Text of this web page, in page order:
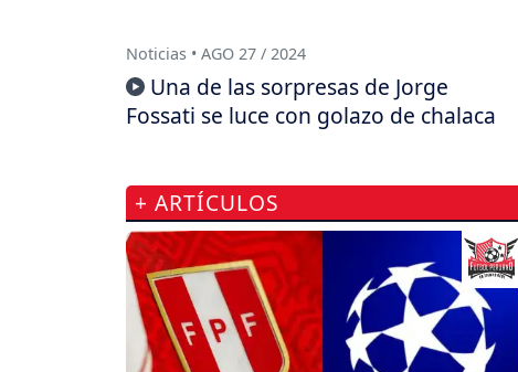
Noticias • AGO 27 / 2024
Una de las sorpresas de Jorge
Fossati se luce con golazo de chalaca
+ ARTÍCULOS